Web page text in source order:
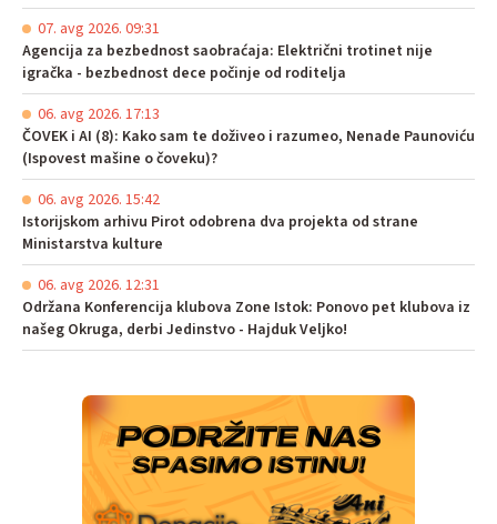
07. avg 2026. 09:31
Agencija za bezbednost saobraćaja: Električni trotinet nije
igračka - bezbednost dece počinje od roditelja
06. avg 2026. 17:13
ČOVEK i AI (8): Kako sam te doživeo i razumeo, Nenade Paunoviću
(Ispovest mašine o čoveku)?
06. avg 2026. 15:42
Istorijskom arhivu Pirot odobrena dva projekta od strane
Ministarstva kulture
06. avg 2026. 12:31
Održana Konferencija klubova Zone Istok: Ponovo pet klubova iz
našeg Okruga, derbi Jedinstvo - Hajduk Veljko!